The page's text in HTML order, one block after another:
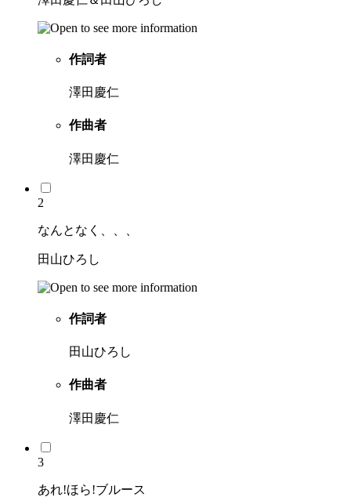
作詞者
澤田慶仁
作曲者
澤田慶仁
2
なんとなく、、、
田山ひろし
作詞者
田山ひろし
作曲者
澤田慶仁
3
あれ!ほら!ブルース